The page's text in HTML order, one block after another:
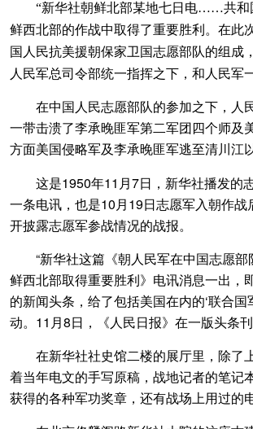
“新华社朝鲜北部某地七日电……共和
鲜西北部的作战中取得了重要胜利。在此
国人民抗美援朝保家卫国志愿部队的组成
人民军总司令部统一指挥之下，和人民军
在中国人民志愿部队的参加之下，人
一带击溃了李承晚匪军第二军团四个师及
方面美国侵略军及李承晚匪军逃至清川江
这是1950年11月7日，新华社播发的
一条电讯，也是10月19日志愿军入朝作战
开披露志愿军参战情况的战报。
“新华社这篇《朝人民军在中国志愿部
鲜西北部取得重要胜利》电讯消息一出，
的新闻头条，给了包括美国在内的‘联合国
动。11月8日，《人民日报》在一版头条
在新华社社史馆二楼的展厅里，除了
着当年电文的手写原稿，战地记者的笔记
获得的各种军功奖章，还有战场上用过